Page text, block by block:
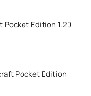
Pocket Edition 1.20
Pocket Edition